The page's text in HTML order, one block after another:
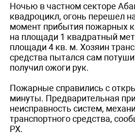
Ночью в частном секторе
квадроцикл, огонь перешел
момент прибытия пожарных
на площади 1 квадратный
площади 4 кв. м. Хозяин
средства пытался сам
получил ожоги рук.
Пожарные справились с
минуты. Предварительная
неисправность систем,
транспортного средства,
РХ.